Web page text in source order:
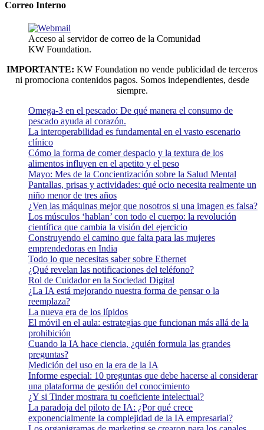
Correo Interno
Acceso al servidor de correo de la Comunidad
KW Foundation.
IMPORTANTE: KW Foundation no vende publicidad de terceros
ni promociona contenidos pagos. Somos independientes, desde
siempre.
Omega-3 en el pescado: De qué manera el consumo de
pescado ayuda al corazón.
La interoperabilidad es fundamental en el vasto escenario
clínico
Cómo la forma de comer despacio y la textura de los
alimentos influyen en el apetito y el peso
Mayo: Mes de la Concientización sobre la Salud Mental
Pantallas, prisas y actividades: qué ocio necesita realmente un
niño menor de tres años
¿Ven las máquinas mejor que nosotros si una imagen es falsa?
Los músculos ‘hablan’ con todo el cuerpo: la revolución
científica que cambia la visión del ejercicio
Construyendo el camino que falta para las mujeres
emprendedoras en India
Todo lo que necesitas saber sobre Ethernet
¿Qué revelan las notificaciones del teléfono?
Rol de Cuidador en la Sociedad Digital
¿La IA está mejorando nuestra forma de pensar o la
reemplaza?
La nueva era de los lípidos
El móvil en el aula: estrategias que funcionan más allá de la
prohibición
Cuando la IA hace ciencia, ¿quién formula las grandes
preguntas?
Medición del uso en la era de la IA
Informe especial: 10 preguntas que debe hacerse al considerar
una plataforma de gestión del conocimiento
¿Y si Tinder mostrara tu coeficiente intelectual?
La paradoja del piloto de IA: ¿Por qué crece
exponencialmente la complejidad de la IA empresarial?